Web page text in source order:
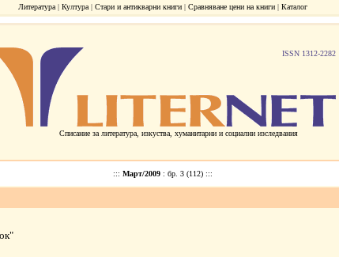
Литература | Култура | Стари и антикварни книги | Сравняване цени на книги | Каталог
ISSN 1312-2282
Списание за литература, изкуства, хуманитарни и социални изследвания
::: Март/2009: бр. 3 (112) :::